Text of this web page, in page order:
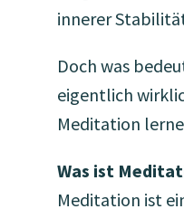
innerer
Doch was
eigentlich
Meditation
Was ist
Meditation ist